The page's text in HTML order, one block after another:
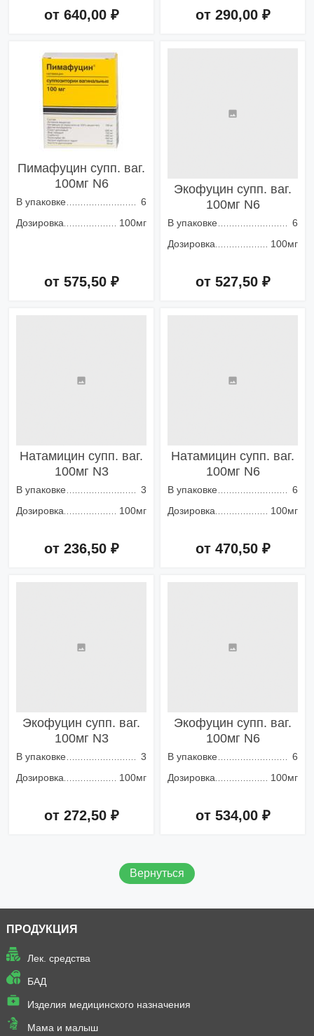
от 640,00 ₽ от 290,00 ₽
Пимафуцин супп. ваг.
100мг N6
В упаковке
6
Дозировка
100мг
от 575,50 ₽
Экофуцин супп. ваг.
100мг N6
В упаковке
6
Дозировка
100мг
от 527,50 ₽
Натамицин супп. ваг.
100мг N3
В упаковке
3
Дозировка
100мг
от 236,50 ₽
Натамицин супп. ваг.
100мг N6
В упаковке
6
Дозировка
100мг
от 470,50 ₽
Экофуцин супп. ваг.
100мг N3
В упаковке
3
Дозировка
100мг
от 272,50 ₽
Экофуцин супп. ваг.
100мг N6
В упаковке
6
Дозировка
100мг
от 534,00 ₽
Вернуться
ПРОДУКЦИЯ
Лек. средства
БАД
Изделия медицинского назначения
Мама и малыш